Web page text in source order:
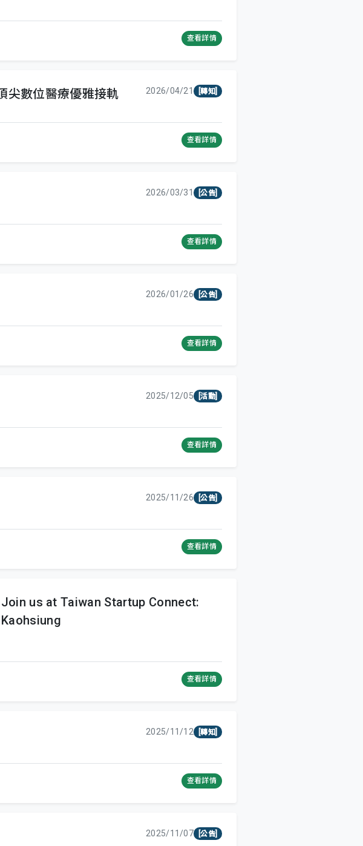
查看詳情
尖數位醫療優雅接軌 2026/04/21 [轉知]
查看詳情
2026/03/31 [公告]
查看詳情
2026/01/26 [公告]
查看詳情
2025/12/05 [活動]
查看詳情
2025/11/26 [公告]
查看詳情
us at Taiwan Startup Connect:
查看詳情
2025/11/12 [轉知]
查看詳情
2025/11/07 [公告]